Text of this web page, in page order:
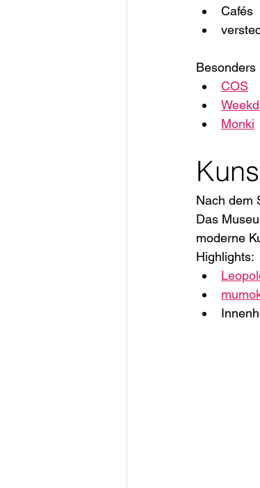
Cafés
Besonders
COS
Monki
Nach dem
Das
moderne
Highlights: